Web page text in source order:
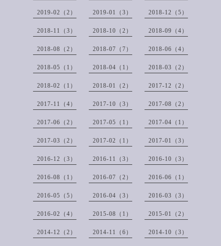
2019-02（2） 2019-01（3） 2018-12（5）
2018-11（3） 2018-10（2） 2018-09（4）
2018-08（2） 2018-07（7） 2018-06（4）
2018-05（1） 2018-04（1） 2018-03（2）
2018-02（1） 2018-01（2） 2017-12（2）
2017-11（4） 2017-10（3） 2017-08（2）
2017-06（2） 2017-05（1） 2017-04（1）
2017-03（2） 2017-02（1） 2017-01（3）
2016-12（3） 2016-11（3） 2016-10（3）
2016-08（1） 2016-07（2） 2016-06（1）
2016-05（5） 2016-04（3） 2016-03（3）
2016-02（4） 2015-08（1） 2015-01（2）
2014-12（2） 2014-11（6） 2014-10（3）